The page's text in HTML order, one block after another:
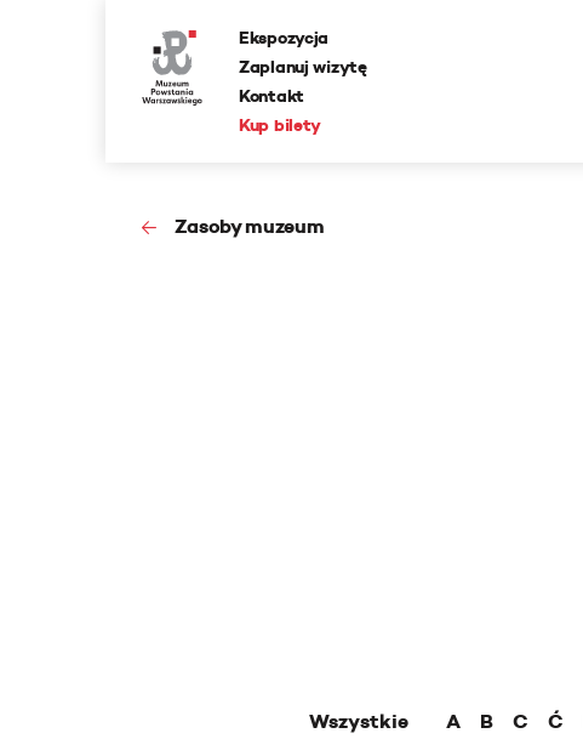
Ekspozycja
Zaplanuj wizytę
Kontakt
Kup bilety
Zasoby muzeum
Wszystkie A B C Ć